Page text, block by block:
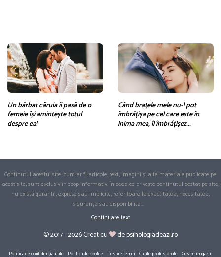
Un bărbat căruia îi pasă de o
femeie își amintește totul
despre ea!
Când brațele mele nu-l pot
îmbrățișa pe cel care este în
inima mea, îl îmbrățișez...
Conținutul acestui site, cum ar fi articole, text, imagini și alte materiale publicate pe
acest site, sunt exclusiv în scop informativ. În ceea ce privește conținutul postat pe site,
nu există garanții, exprese sau implicite, referitoare la exactitatea, necesitatea,
siguranța sau disponibilita...
Continuare text
© 2017 - 2026 Creat cu de psihologiadeazi.ro
Politica de confidențialitate Politica de cookie Despre femei Cutite profesionale Creare magazin